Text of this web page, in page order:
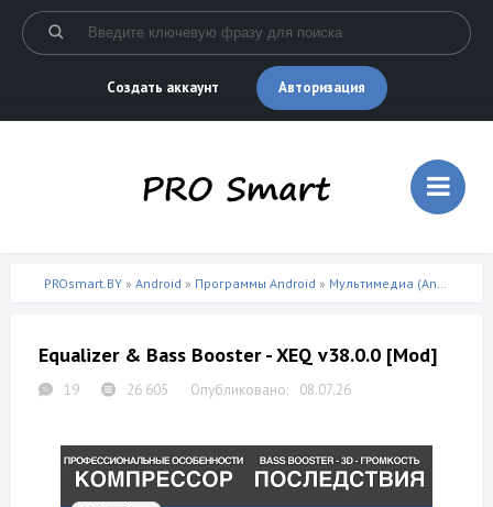
Создать аккаунт Авторизация
PROsmart.BY » Android » Программы Android » Мультимедиа (Android)
Equalizer & Bass Booster - XEQ v38.0.0 [Mod]
08.07.26
19 26 605